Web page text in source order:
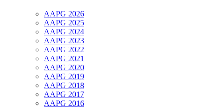
AAPG 2026
AAPG 2025
AAPG 2024
AAPG 2023
AAPG 2022
AAPG 2021
AAPG 2020
AAPG 2019
AAPG 2018
AAPG 2017
AAPG 2016